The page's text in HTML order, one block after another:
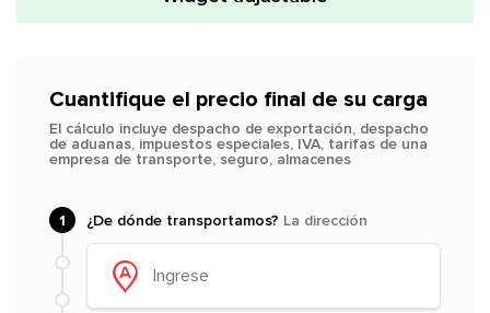
Cuantifique el precio final de su carga
El cálculo incluye despacho de exportación, despacho
de aduanas, impuestos especiales, IVA, tarifas de una
empresa de transporte, seguro, almacenes
1 ¿De dónde transportamos? La dirección